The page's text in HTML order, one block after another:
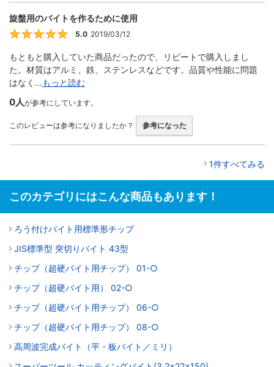
旋盤用のバイトを作るために使用
5
5.0 2019/03/12
もともと購入していた商品だったので、リピートで購入しまし
た。材質はアルミ、鉄、ステンレスなどです。品質や性能に問題
はなく...もっと読む
0人が参考にしています。
このレビューは参考になりましたか？ 参考になった
1件すべてみる
このカテゴリにはこんな商品もあります！
ろう付けバイト用標準形チップ
JIS標準型 突切りバイト 43型
チップ（超硬バイト用チップ） 01-○
チップ（超硬バイト用） 02-○
チップ（超硬バイト用チップ） 06-○
チップ（超硬バイト用チップ） 08-○
高周波完成バイト（平・板バイト／ミリ）